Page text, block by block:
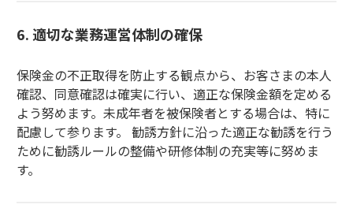
6. 適切な業務運営体制の確保
保険金の不正取得を防止する観点から、お客さまの本人
確認、同意確認は確実に行い、適正な保険金額を定める
よう努めます。未成年者を被保険者とする場合は、特に
配慮して参ります。 勧誘方針に沿った適正な勧誘を行う
ために勧誘ルールの整備や研修体制の充実等に努めま
す。